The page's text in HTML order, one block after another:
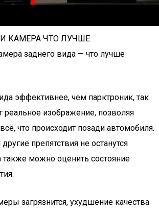
КАМЕРА ЧТО ЛУЧШЕ
заднего вида — что лучше
эффективнее, чем парктроник, так
реальное изображение, позволяя
что происходит позади автомобиля.
препятствия не останутся
можно оценить состояние
загрязнится, ухудшение качества